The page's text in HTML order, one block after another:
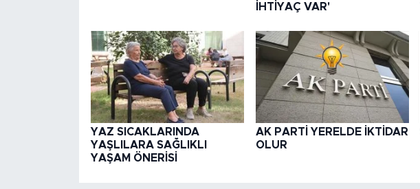
İHTİYAÇ VAR'
YAZ SICAKLARINDA
YAŞLILARA SAĞLIKLI
YAŞAM ÖNERİSİ
AK PARTİ YERELDE İKTİDAR
OLUR